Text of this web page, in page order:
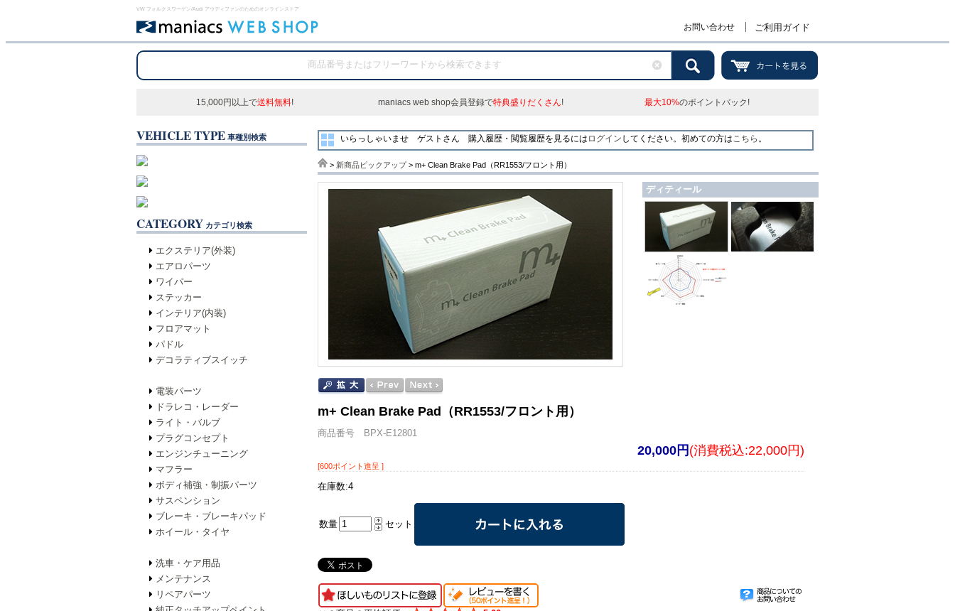
VW フォルクスワーゲン/Audi アウディファンのためのオンラインストア
お問い合わせ ご利用ガイド
15,000円以上で送料無料! maniacs web shop会員登録で特典盛りだくさん! 最大10%のポイントバック!
VEHICLE TYPE 車種別検索
CATEGORY カテゴリ検索
エクステリア(外装)
エアロパーツ
ワイパー
ステッカー
インテリア(内装)
フロアマット
パドル
デコラティブスイッチ
電装パーツ
ドラレコ・レーダー
ライト・バルブ
プラグコンセプト
エンジンチューニング
マフラー
ボディ補強・制振パーツ
サスペンション
ブレーキ・ブレーキパッド
ホイール・タイヤ
洗車・ケア用品
メンテナンス
リペアパーツ
いらっしゃいませ ゲストさん 購入履歴・閲覧履歴を見るには ログイン してください。初めての方はこちら 。
> 新商品ピックアップ> m+ Clean Brake Pad（RR1553/フロント用）
m+ Clean Brake Pad（RR1553/フロント用）
商品番号 BPX-E12801
20,000円 (消費税込:22,000円)
[600ポイント進呈 ]
在庫数:4
数量 セット
ディティール